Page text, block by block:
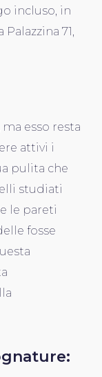
incluso, in
71,
esso resta
attivi i
pulita che
studiati
le pareti
fosse